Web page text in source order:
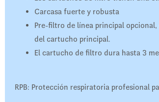
Carcasa fuerte y robusta
Pre-filtro de línea principal
del cartucho principal.
El cartucho de filtro dura hasta 3
RPB: Protección respiratoria profesional